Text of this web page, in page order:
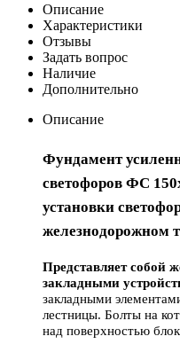
Описание
Характеристики
Отзывы
Задать вопрос
Наличие
Дополнительно
Описание
Фундамент
светофоров ФС
установки
железнодорожном
Представляет собой
закладными
закладными
лестницы. Болты на
над поверхностью